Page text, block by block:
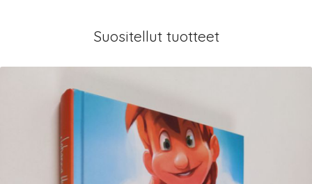
Suositellut tuotteet